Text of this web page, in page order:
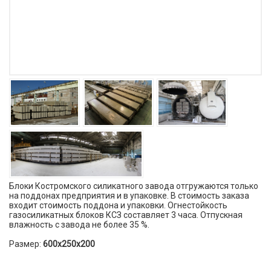
Блоки Костромского силикатного завода отгружаются только
на поддонах предприятия и в упаковке. В стоимость заказа
входит стоимость поддона и упаковки. Огнестойкость
газосиликатных блоков КСЗ составляет 3 часа. Отпускная
влажность с завода не более 35 %.
Размер: 600х250х200